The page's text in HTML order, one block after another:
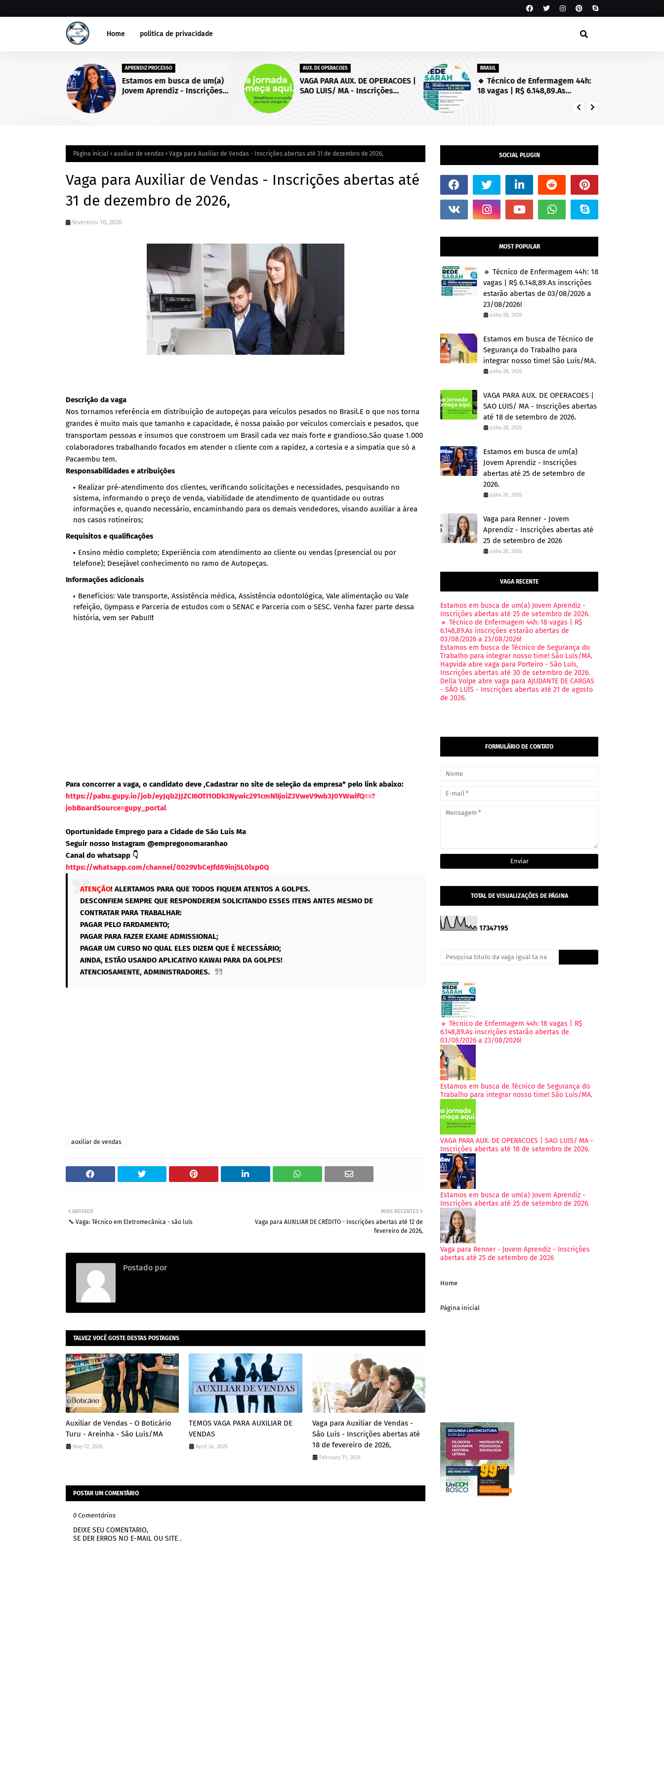
Home politica de privacidade
APRENDIZ PROCESSO
Estamos em busca de um(a)
Jovem Aprendiz - Inscrições
AUX. DE OPERACOES
VAGA PARA AUX. DE OPERACOES |
SAO LUIS/ MA - Inscrições
BRASIL
🔹 Técnico de Enfermagem 44h:
18 vagas | R$ 6.148,89.As
Página inicial auxiliar de vendas Vaga para Auxiliar de Vendas - Inscrições abertas até 31 de dezembro de 2026,
Vaga para Auxiliar de Vendas - Inscrições abertas até
31 de dezembro de 2026,
fevereiro 10, 2026
Descrição da vaga
Nos tornamos referência em distribuição de autopeças para veículos pesados no Brasil.E o que nos torna
grandes é muito mais que tamanho e capacidade, é nossa paixão por veículos comerciais e pesados, que
transportam pessoas e insumos que constroem um Brasil cada vez mais forte e grandioso.São quase 1.000
colaboradores trabalhando focados em atender o cliente com a rapidez, a cortesia e a simpatia que só a
Pacaembu tem.
Responsabilidades e atribuições
Realizar pré-atendimento dos clientes, verificando solicitações e necessidades, pesquisando no
sistema, informando o preço de venda, viabilidade de atendimento de quantidade ou outras
informações e, quando necessário, encaminhando para os demais vendedores, visando auxiliar a área
nos casos rotineiros;
Requisitos e qualificações
Ensino médio completo; Experiência com atendimento ao cliente ou vendas (presencial ou por
telefone); Desejável conhecimento no ramo de Autopeças.
Informações adicionais
Benefícios: Vale transporte, Assistência médica, Assistência odontológica, Vale alimentação ou Vale
refeição, Gympass e Parceria de estudos com o SENAC e Parceria com o SESC. Venha fazer parte dessa
história, vem ser Pabu!!!
Para concorrer a vaga, o candidato deve ,Cadastrar no site de seleção da empresa* pelo link abaixo:
https://pabu.gupy.io/job/eyJqb2JJZCI6OTI1ODk3Nywic291cmNlIjoiZ3VweV9wb3J0YWwifQ==?
jobBoardSource=gupy_portal
Oportunidade Emprego para a Cidade de São Luís Ma
Seguir nosso Instagram @empregonomaranhao
Canal do whatsapp 👇
https://whatsapp.com/channel/0029VbCeJfd89inj5L0lxp0Q
ATENÇÃO! ALERTAMOS PARA QUE TODOS FIQUEM ATENTOS A GOLPES.
DESCONFIEM SEMPRE QUE RESPONDEREM SOLICITANDO ESSES ITENS ANTES MESMO DE
CONTRATAR PARA TRABALHAR:
PAGAR PELO FARDAMENTO;
PAGAR PARA FAZER EXAME ADMISSIONAL;
PAGAR UM CURSO NO QUAL ELES DIZEM QUE É NECESSÁRIO;
AINDA, ESTÃO USANDO APLICATIVO KAWAI PARA DA GOLPES!
ATENCIOSAMENTE, ADMINISTRADORES.
auxiliar de vendas
MAIS RECENTES
Vaga para AUXILIAR DE CRÉDITO - Inscrições abertas até 12 de
fevereiro de 2026,
ANTIGOS
🔧 Vaga: Técnico em Eletromecânica - são luís
Postado por
TALVEZ VOCÊ GOSTE DESTAS POSTAGENS
Auxiliar de Vendas - O Boticário
Turu - Areinha - São Luís/MA
May 12, 2026
TEMOS VAGA PARA AUXILIAR DE
VENDAS
April 24, 2026
Vaga para Auxiliar de Vendas -
São Luís - Inscrições abertas até
18 de fevereiro de 2026,
February 11, 2026
POSTAR UM COMENTÁRIO
0 Comentários
DEIXE SEU COMENTARIO,
SE DER ERROS NO E-MAIL OU SITE .
SOCIAL PLUGIN
MOST POPULAR
🔹 Técnico de Enfermagem 44h: 18
vagas | R$ 6.148,89.As inscrições
estarão abertas de 03/08/2026 a
23/08/2026!
julho 28, 2026
Estamos em busca de Técnico de
Segurança do Trabalho para
integrar nosso time! São Luís/MA.
julho 28, 2026
VAGA PARA AUX. DE OPERACOES |
SAO LUIS/ MA - Inscrições abertas
até 18 de setembro de 2026.
julho 28, 2026
Estamos em busca de um(a)
Jovem Aprendiz - Inscrições
abertas até 25 de setembro de
2026.
julho 28, 2026
Vaga para Renner - Jovem
Aprendiz - Inscrições abertas até
25 de setembro de 2026
julho 28, 2026
VAGA RECENTE
Estamos em busca de um(a) Jovem Aprendiz -
Inscrições abertas até 25 de setembro de 2026.
🔹 Técnico de Enfermagem 44h: 18 vagas | R$
6.148,89.As inscrições estarão abertas de
03/08/2026 a 23/08/2026!
Estamos em busca de Técnico de Segurança do
Trabalho para integrar nosso time! São Luís/MA.
Hapvida abre vaga para Porteiro - São Luís,
Inscrições abertas até 30 de setembro de 2026.
Della Volpe abre vaga para AJUDANTE DE CARGAS
- SÃO LUÍS - Inscrições abertas até 21 de agosto
de 2026.
FORMULÁRIO DE CONTATO
TOTAL DE VISUALIZAÇÕES DE PÁGINA
17347195
🔹 Técnico de Enfermagem 44h: 18 vagas | R$
6.148,89.As inscrições estarão abertas de
03/08/2026 a 23/08/2026!
Estamos em busca de Técnico de Segurança do
Trabalho para integrar nosso time! São Luís/MA.
VAGA PARA AUX. DE OPERACOES | SAO LUIS/ MA -
Inscrições abertas até 18 de setembro de 2026.
Estamos em busca de um(a) Jovem Aprendiz -
Inscrições abertas até 25 de setembro de 2026.
Vaga para Renner - Jovem Aprendiz - Inscrições
abertas até 25 de setembro de 2026
Home
Página inicial